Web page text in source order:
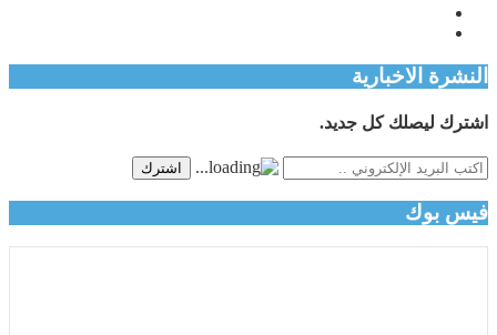
النشرة الاخبارية
اشترك ليصلك كل جديد.
اشترك
فيس بوك